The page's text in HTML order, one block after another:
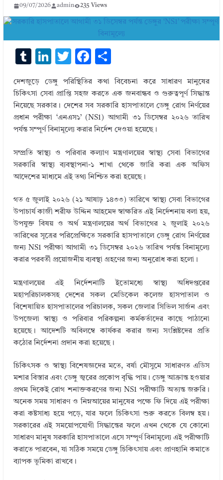
09/07/2026 admin 235 Views
T
m
bl
r
Li
k
e
dI
n
T
it
te
r
F
e
b
o
o
k
ar
e
দেশজুড়ে ডেঙ্গু পরিস্থিতির কথা বিবেচনা করে সাধারণ মানুষের
চিকিৎসা সেবা প্রাপ্তি সহজ করতে এক জনবান্ধব ও গুরুত্বপূর্ণ সিদ্ধান্ত
নিয়েছে সরকার। দেশের সব সরকারি হাসপাতালে ডেঙ্গু রোগ নির্ণয়ের
প্রধান পরীক্ষা ‘এনএস১’ (NS1) আগামী ৩১ ডিসেম্বর ২০২৬ তারিখ
পর্যন্ত সম্পূর্ণ বিনামূল্যে করার নির্দেশ দেওয়া হয়েছে।
সম্প্রতি স্বাস্থ্য ও পরিবার কল্যাণ মন্ত্রণালয়ের স্বাস্থ্য সেবা বিভাগের
সরকারি স্বাস্থ্য ব্যবস্থাপনা-১ শাখা থেকে জারি করা এক অফিস
আদেশের মাধ্যমে এই তথ্য নিশ্চিত করা হয়েছে।
গত ৫ জুলাই ২০২৬ (২১ আষাঢ় ১৪৩৩) তারিখে স্বাস্থ্য সেবা বিভাগের
উপাচার্য কাজী শরীফ উদ্দিন আহমেদ স্বাক্ষরিত এই নির্দেশনায় বলা হয়,
উপযুক্ত বিষয় ও অর্থ মন্ত্রণালয়ের অর্থ বিভাগের ২ জুলাই ২০২৬
তারিখের সূত্রের পরিপ্রেক্ষিতে সরকারি হাসপাতালে ডেঙ্গু রোগ নির্ণয়ের
জন্য NS1 পরীক্ষা আগামী ৩১ ডিসেম্বর ২০২৬ তারিখ পর্যন্ত বিনামূল্যে
করার পরবর্তী প্রয়োজনীয় ব্যবস্থা গ্রহণের জন্য অনুরোধ করা হলো।
মন্ত্রণালয়ের এই নির্দেশনাটি ইতোমধ্যে স্বাস্থ্য অধিদপ্তরের
মহাপরিচালকসহ দেশের সকল মেডিকেল কলেজ হাসপাতাল ও
বিশেষায়িত হাসপাতালের পরিচালক, সকল জেলার সিভিল সার্জন এবং
উপজেলা স্বাস্থ্য ও পরিবার পরিকল্পনা কর্মকর্তাদের কাছে পাঠানো
হয়েছে। আদেশটি অবিলম্বে কার্যকর করার জন্য সংশ্লিষ্টদের প্রতি
কঠোর নির্দেশনা প্রদান করা হয়েছে।
চিকিৎসক ও স্বাস্থ্য বিশেষজ্ঞদের মতে, বর্ষা মৌসুমে সাধারণত এডিস
মশার বিস্তার এবং ডেঙ্গু জ্বরের প্রকোপ বৃদ্ধি পায়। ডেঙ্গু আক্রান্ত হওয়ার
প্রথম দিকেই রোগ শনাক্তকরণের জন্য NS1 পরীক্ষাটি অত্যন্ত জরুরি।
অনেক সময় সাধারণ ও নিম্নআয়ের মানুষের পক্ষে ফি দিয়ে এই পরীক্ষা
করা কষ্টসাধ্য হয়ে পড়ে, যার ফলে চিকিৎসা শুরু করতে বিলম্ব হয়।
সরকারের এই সময়োপযোগী সিদ্ধান্তের ফলে এখন থেকে যে কোনো
সাধারণ মানুষ সরকারি হাসপাতালে এসে সম্পূর্ণ বিনামূল্যে এই পরীক্ষাটি
করাতে পারবেন, যা সঠিক সময়ে ডেঙ্গু চিকিৎসায় এবং প্রাণহানি কমাতে
ব্যাপক ভূমিকা রাখবে।